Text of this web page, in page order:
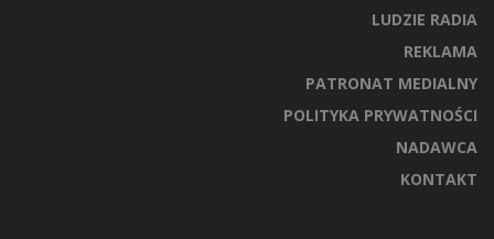
LUDZIE RADIA
REKLAMA
PATRONAT MEDIALNY
POLITYKA PRYWATNOŚCI
NADAWCA
KONTAKT